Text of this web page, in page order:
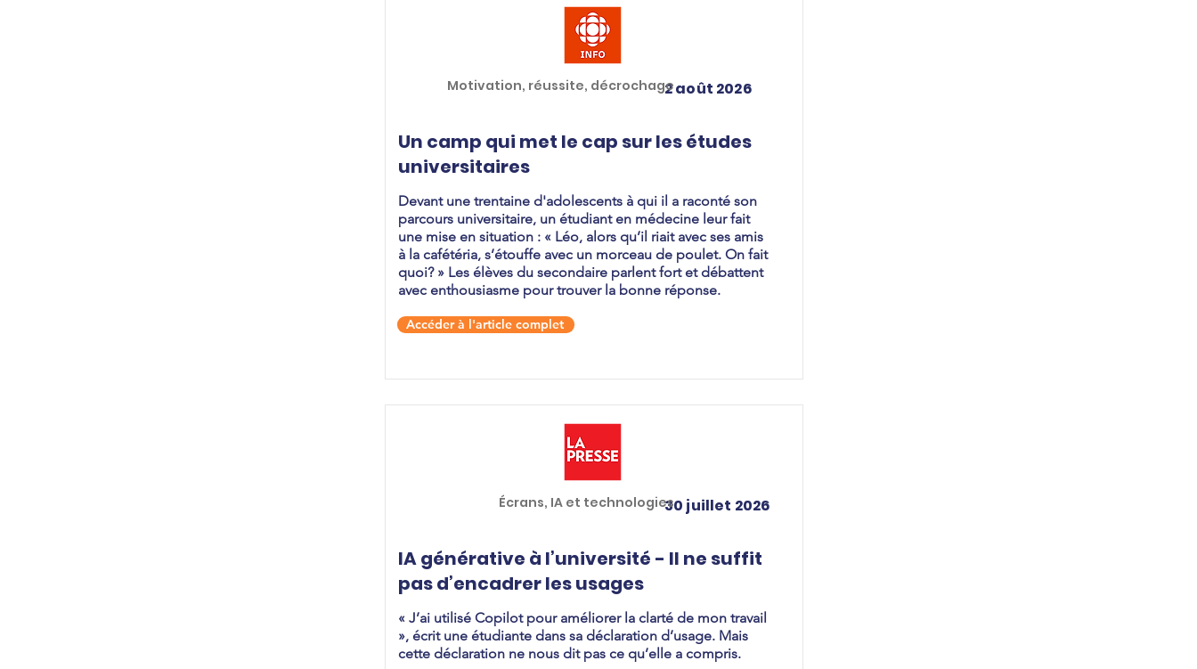
2 août 2026
Motivation, réussite, décrochage
Un camp qui met le cap sur les études
universitaires
Devant une trentaine d'adolescents à qui il a raconté son
parcours universitaire, un étudiant en médecine leur fait
une mise en situation : « Léo, alors qu’il riait avec ses amis
à la cafétéria, s’étouffe avec un morceau de poulet. On fait
quoi? » Les élèves du secondaire parlent fort et débattent
avec enthousiasme pour trouver la bonne réponse.
Accéder à l'article complet
30 juillet 2026
Écrans, IA et technologies
IA générative à l’université - Il ne suffit
pas d’encadrer les usages
« J’ai utilisé Copilot pour améliorer la clarté de mon travail
», écrit une étudiante dans sa déclaration d’usage. Mais
cette déclaration ne nous dit pas ce qu’elle a compris.